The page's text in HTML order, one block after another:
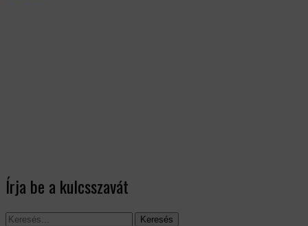
Írja be a kulcsszavát
Keresés